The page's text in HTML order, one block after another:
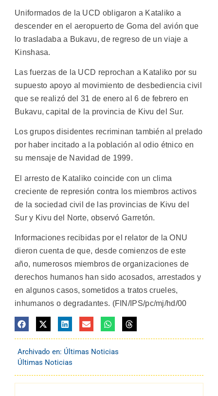
Uniformados de la UCD obligaron a Kataliko a
descender en el aeropuerto de Goma del avión que
lo trasladaba a Bukavu, de regreso de un viaje a
Kinshasa.
Las fuerzas de la UCD reprochan a Kataliko por su
supuesto apoyo al movimiento de desbediencia civil
que se realizó del 31 de enero al 6 de febrero en
Bukavu, capital de la provincia de Kivu del Sur.
Los grupos disidentes recriminan también al prelado
por haber incitado a la población al odio étnico en
su mensaje de Navidad de 1999.
El arresto de Kataliko coincide con un clima
creciente de represión contra los miembros activos
de la sociedad civil de las provincias de Kivu del
Sur y Kivu del Norte, observó Garretón.
Informaciones recibidas por el relator de la ONU
dieron cuenta de que, desde comienzos de este
año, numerosos miembros de organizaciones de
derechos humanos han sido acosados, arrestados y
en algunos casos, sometidos a tratos crueles,
inhumanos o degradantes. (FIN/IPS/pc/mj/hd/00
Archivado en: Últimas Noticias
Últimas Noticias